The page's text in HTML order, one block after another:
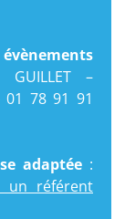
–
01 78 91 91
adaptée :
un référent